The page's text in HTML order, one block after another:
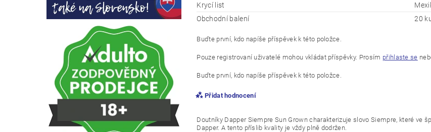
Krycí list
Obchodní balení
20
Buďte první, kdo napíše příspěvek k této položce.
Pouze registrovaní uživatelé mohou vkládat příspěvky. Prosím přihlaste se
Buďte první, kdo napíše příspěvek k této položce.
Přidat hodnocení
Doutníky Dapper Siempre Sun Grown charakterizuje slovo Siempre, které ve
Dapper. A tento příslib kvality je vždy plně dodržen.